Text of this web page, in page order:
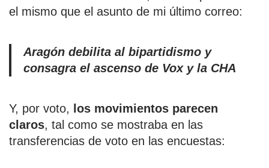
el mismo que el asunto de mi último correo:
Aragón debilita al bipartidismo y
consagra el ascenso de Vox y la CHA
Y, por voto,
los movimientos parecen
claros, tal como se mostraba en las
transferencias de voto en las encuestas: